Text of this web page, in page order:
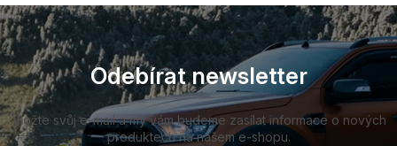
Z
á
p
a
t
í
Odebírat newsletter
Vložte svůj e-mail a my vám budeme zasílat informace o nových
produktech na našem e-shopu.